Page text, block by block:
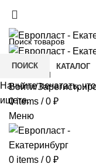
ГЛАВНАЯ КАТАЛОГ
КОНТАКТЫ
Войти/
0items / 0 ₽
Меню
0 items / 0 ₽
ПОИСК
Начните печатать,
ищете.